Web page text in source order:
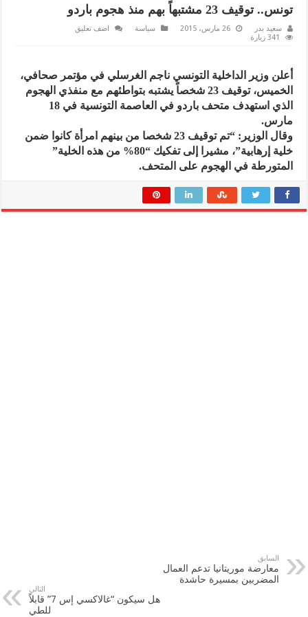
تونس.. توقيف 23 مشتبهاً بهم منذ هجوم باردو
سعيد بدر 26 مارس، 2015 سياسة
اضف تعليق
341 زيارة
أعلن وزير الداخلية التونسي ناجم الغرسلي في مؤتمر صحافي،
الخميس، توقيف 23 شخصاً يشتبه بتواطئهم مع منفذي الهجوم
الذي استهدف متحف باردو في العاصمة التونسية في 18
مارس.
وقال الوزير: “تم توقيف 23 شخصا من بينهم امرأة كانوا ضمن
خلية إرهابية”، مشيرا إلى تفكيك “80% من هذه الخلية”
المتورطة في الهجوم على المتحف.
السابق
معارضة موريتانيا تدعم العمال
المضربين بمسيرة حاشدة
التالي
هل سيكون “غالاكسي إس 7” قابلاً
للطي